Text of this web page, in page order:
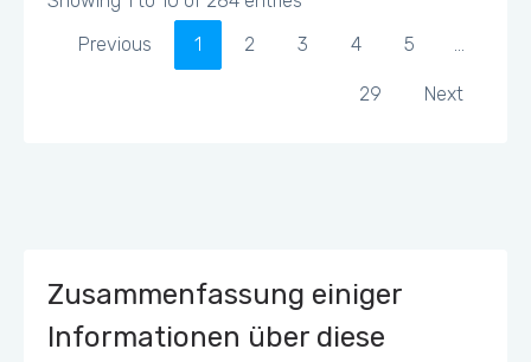
Previous
1 2 3 4 5 …
29 Next
Zusammenfassung einiger
Informationen über diese